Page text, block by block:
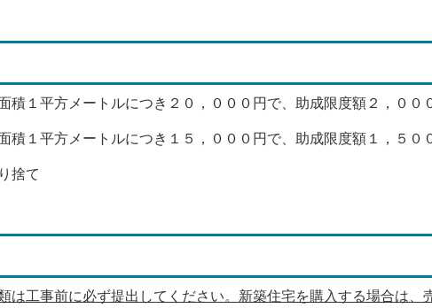
積１平方メートルにつき２０，０００円で、助成限度額２，００
積１平方メートルにつき１５，０００円で、助成限度額１，５０
捨て
工事前に必ず提出してください。新築住宅を購入する場合は、